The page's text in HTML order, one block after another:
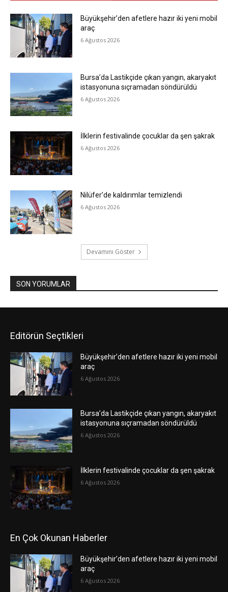
Büyükşehir’den afetlere hazır iki yeni mobil
araç
6 Ağustos 2026
Bursa’da Lastikçide çıkan yangın, akaryakıt
istasyonuna sıçramadan söndürüldü
6 Ağustos 2026
İlklerin festivalinde çocuklar da şen şakrak
6 Ağustos 2026
Nilüfer’de kaldırımlar temizlendi
6 Ağustos 2026
Devamını Göster
SON YORUMLAR
Editörün Seçtikleri
Büyükşehir’den afetlere hazır iki yeni mobil
araç
6 Ağustos 2026
Bursa’da Lastikçide çıkan yangın, akaryakıt
istasyonuna sıçramadan söndürüldü
6 Ağustos 2026
İlklerin festivalinde çocuklar da şen şakrak
6 Ağustos 2026
En Çok Okunan Haberler
Büyükşehir’den afetlere hazır iki yeni mobil
araç
6 Ağustos 2026